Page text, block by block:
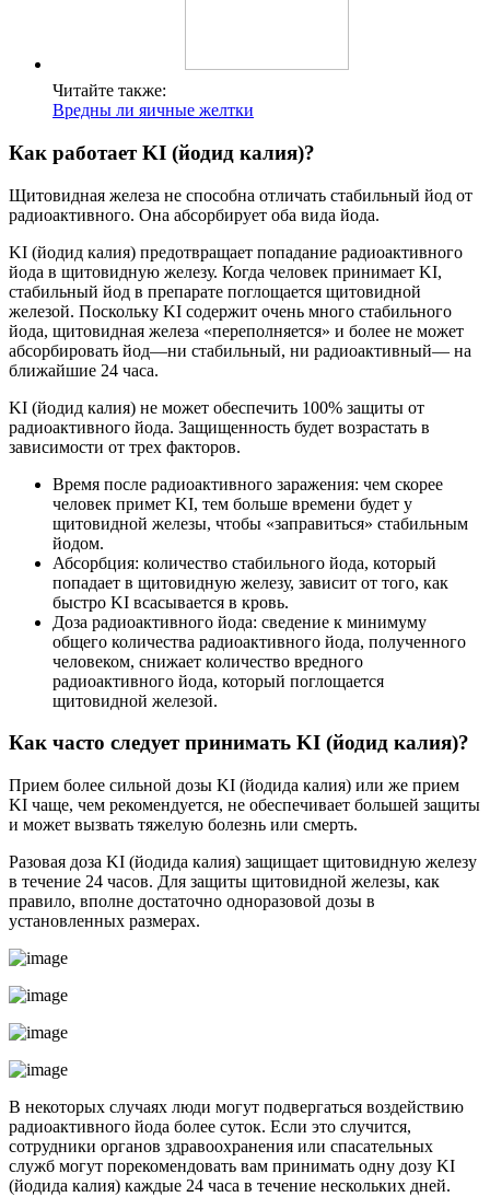
Читайте также:
Вредны ли яичные желтки
Как работает KI (йодид калия)?
Щитовидная железа не способна отличать стабильный йод от
радиоактивного. Она абсорбирует оба вида йода.
KI (йодид калия) предотвращает попадание радиоактивного
йода в щитовидную железу. Когда человек принимает KI,
стабильный йод в препарате поглощается щитовидной
железой. Поскольку KI содержит очень много стабильного
йода, щитовидная железа «переполняется» и более не может
абсорбировать йод—ни стабильный, ни радиоактивный— на
ближайшие 24 часа.
KI (йодид калия) не может обеспечить 100% защиты от
радиоактивного йода. Защищенность будет возрастать в
зависимости от трех факторов.
Время после радиоактивного заражения: чем скорее
человек примет KI, тем больше времени будет у
щитовидной железы, чтобы «заправиться» стабильным
йодом.
Абсорбция: количество стабильного йода, который
попадает в щитовидную железу, зависит от того, как
быстро KI всасывается в кровь.
Доза радиоактивного йода: сведение к минимуму
общего количества радиоактивного йода, полученного
человеком, снижает количество вредного
радиоактивного йода, который поглощается
щитовидной железой.
Как часто следует принимать KI (йодид калия)?
Прием более сильной дозы KI (йодида калия) или же прием
KI чаще, чем рекомендуется, не обеспечивает большей защиты
и может вызвать тяжелую болезнь или смерть.
Разовая доза KI (йодида калия) защищает щитовидную железу
в течение 24 часов. Для защиты щитовидной железы, как
правило, вполне достаточно одноразовой дозы в
установленных размерах.
В некоторых случаях люди могут подвергаться воздействию
радиоактивного йода более суток. Если это случится,
сотрудники органов здравоохранения или спасательных
служб могут порекомендовать вам принимать одну дозу KI
(йодида калия) каждые 24 часа в течение нескольких дней.